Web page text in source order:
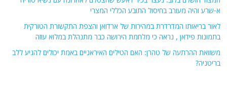
א-שרע והיה מעורב בחיסול התובע הכללי המצרי
לאור בריאותו המדרדרת במהירות של ארדואן והצפת התקשורת הטורקית
בתמונות פידאן , נראה כי מלחמת הירושה כבר מתנהלת במלוא עוזה
משוואת ההרתעה של טהרן: האם הטילים האיראניים באמת יכולים להגיע ללב
בריטניה?